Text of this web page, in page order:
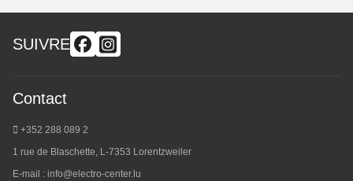
SUIVRE
Contact
+352 288 089 2
1 rue de Blaschette, L-7353 Lorentzweiler
E-mail : info@electro-center.lu